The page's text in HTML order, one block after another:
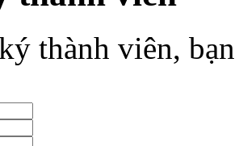
thành viên,